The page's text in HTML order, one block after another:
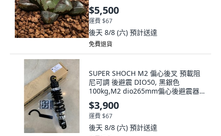
$5,500
運費 $67
後天 8/8 (六) 預計送達
免費退貨
SUPER SHOCH M2 偏心後叉 預載阻
尼可調 後避震 DIO50, 黑銀色
100kg,M2 dio265mm偏心後避震器,
1個
$3,900
運費 $67
後天 8/8 (六) 預計送達